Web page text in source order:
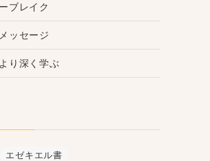
ブレイク
ッセージ
り深く学ぶ
エゼキエル書